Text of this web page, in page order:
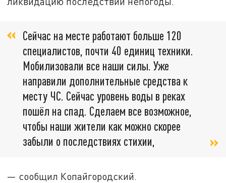
Сейчас на месте работают больше 120
специалистов, почти 40 единиц техники.
Мобилизовали все наши силы. Уже
направили дополнительные средства к
месту ЧС. Сейчас уровень воды в реках
пошёл на спад. Сделаем все возможное,
чтобы наши жители как можно скорее
забыли о последствиях стихии,
— сообщил Копайгородский.